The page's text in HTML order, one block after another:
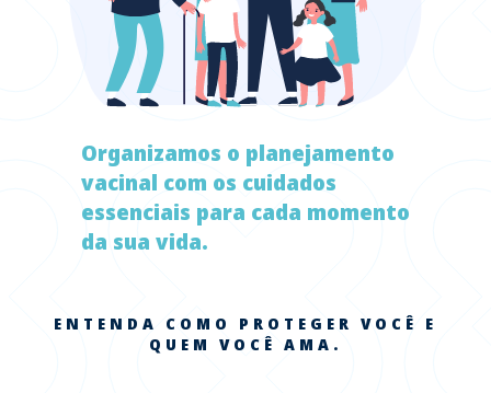
Organizamos o planejamento
vacinal com os cuidados
essenciais para cada momento
da sua vida.
ENTENDA COMO PROTEGER VOCÊ E
QUEM VOCÊ AMA.